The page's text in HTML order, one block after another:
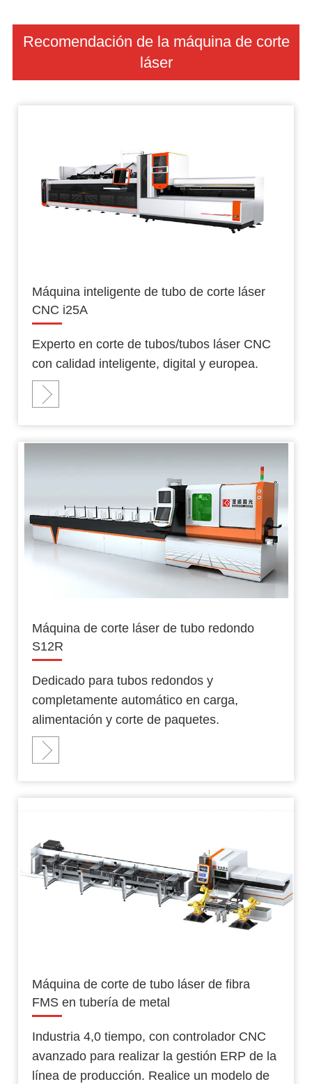
Recomendación de la máquina de corte
láser
Máquina inteligente de tubo de corte láser
CNC i25A
Experto en corte de tubos/tubos láser CNC
con calidad inteligente, digital y europea.
Máquina de corte láser de tubo redondo
S12R
Dedicado para tubos redondos y
completamente automático en carga,
alimentación y corte de paquetes.
Máquina de corte de tubo láser de fibra
FMS en tubería de metal
Industria 4,0 tiempo, con controlador CNC
avanzado para realizar la gestión ERP de la
línea de producción. Realice un modelo de